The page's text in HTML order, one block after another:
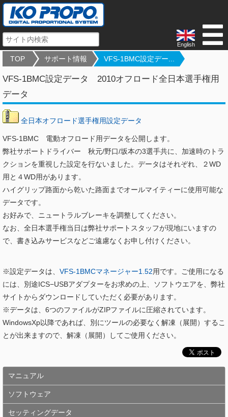
English
TOP サポート情報 VFS-1BMC設定デー...
VFS-1BMC設定データ 2010オフロード全日本選手権用
データ
全日本オフロード選手権用設定データ
VFS-1BMC 電動オフロード用データを公開します。
弊社サポートドライバー 秋元/野口/坂本の3選手共に、加速時のトラ
クションを重視した設定を行ないました。データはそれぞれ、２WD
用と４WD用があります。
ハイグリップ路面から乾いた路面までオールマイティーに使用可能な
データです。
お好みで、ニュートラルブレーキを調整してください。
なお、全日本選手権当日は弊社サポートスタッフが現地にいますの
で、書き込みサービスなどご遠慮なくお申し付けください。
※設定データは、 VFS-1BMCマネージャー1.52用です。ご使用になる
には、別途ICS−USBアダプターをお求めの上、ソフトウエアを、弊社
サイトからダウンロードしていただく必要があります。
※データは、6つのファイルがZIPファイルに圧縮されています。
WindowsXp以降であれば、別にツールの必要なく解凍（展開）するこ
とが出来ますので、解凍（展開）してご使用ください。
マニュアル
ソフトウェア
セッティングデータ